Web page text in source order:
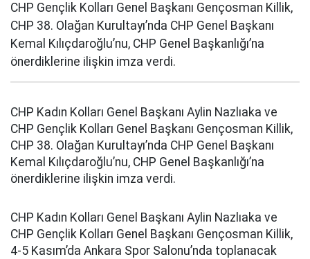
CHP Gençlik Kolları Genel Başkanı Gençosman Killik,
CHP 38. Olağan Kurultayı’nda CHP Genel Başkanı
Kemal Kılıçdaroğlu’nu, CHP Genel Başkanlığı’na
önerdiklerine ilişkin imza verdi.
CHP Kadın Kolları Genel Başkanı Aylin Nazlıaka ve
CHP Gençlik Kolları Genel Başkanı Gençosman Killik,
CHP 38. Olağan Kurultayı’nda CHP Genel Başkanı
Kemal Kılıçdaroğlu’nu, CHP Genel Başkanlığı’na
önerdiklerine ilişkin imza verdi.
CHP Kadın Kolları Genel Başkanı Aylin Nazlıaka ve
CHP Gençlik Kolları Genel Başkanı Gençosman Killik,
4-5 Kasım’da Ankara Spor Salonu’nda toplanacak